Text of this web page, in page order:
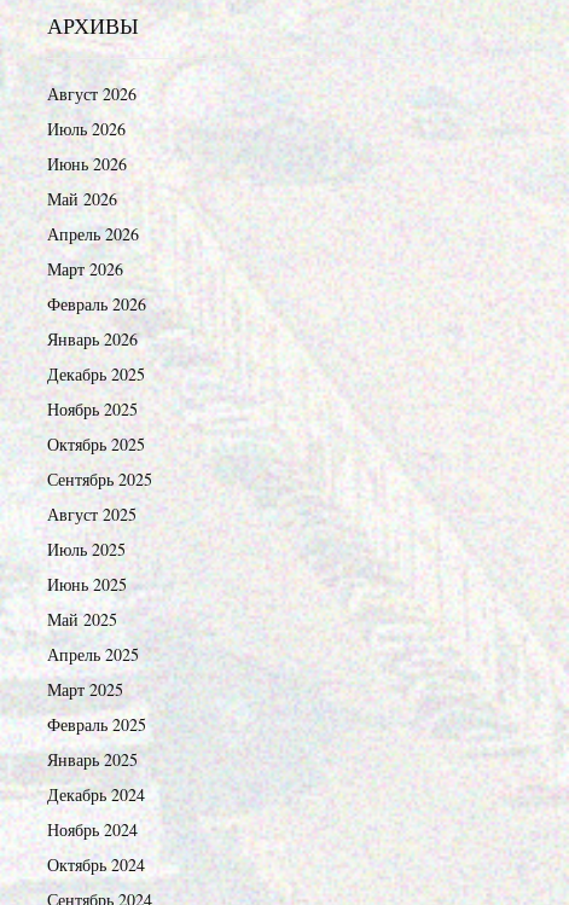
АРХИВЫ
Август 2026
Июль 2026
Июнь 2026
Май 2026
Апрель 2026
Март 2026
Февраль 2026
Январь 2026
Декабрь 2025
Ноябрь 2025
Октябрь 2025
Сентябрь 2025
Август 2025
Июль 2025
Июнь 2025
Май 2025
Апрель 2025
Март 2025
Февраль 2025
Январь 2025
Декабрь 2024
Ноябрь 2024
Октябрь 2024
Сентябрь 2024